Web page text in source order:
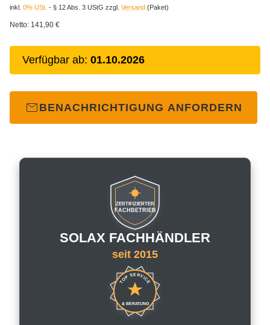
inkl. 0% USt. - § 12 Abs. 3 UStG zzgl. Versand (Paket)
Netto: 141,90 €
Verfügbar ab: 01.10.2026
BENACHRICHTIGUNG ANFORDERN
ZERTIFIZIERTER
FACHBETRIEB
SOLAX FACHHÄNDLER
seit 2015
TOP SERVICE
& BERATUNG